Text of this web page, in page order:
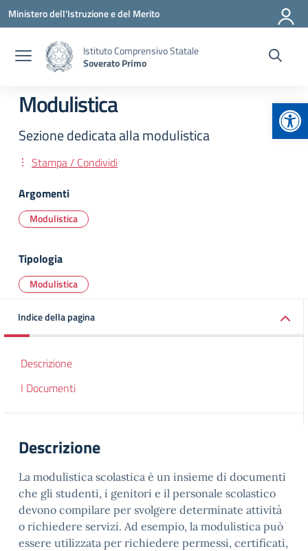
Vai ai contenuti
Vai al menu di navigazione
Vai al footer
Ministero dell'Istruzione e del Merito
Istituto Comprensivo Statale
Soverato Primo
Modulistica
Sezione dedicata alla modulistica
Stampa / Condividi
Argomenti
Modulistica
Tipologia
Modulistica
Indice della pagina
Descrizione
I Documenti
Descrizione
La modulistica scolastica è un insieme di documenti
che gli studenti, i genitori e il personale scolastico
devono compilare per svolgere determinate attività
o richiedere servizi. Ad esempio, la modulistica può
essere utilizzata per richiedere permessi, certificati,